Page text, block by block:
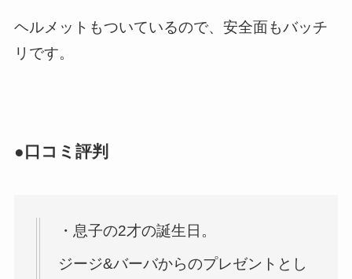
ヘルメットもついているので、安全面もバッチ
リです。
●口コミ評判
・息子の2才の誕生日。
ジージ&バーバからのプレゼントとし